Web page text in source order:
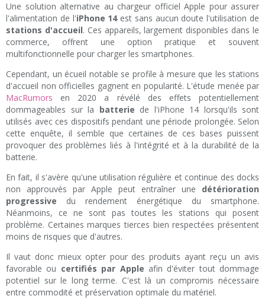
Une solution alternative au chargeur officiel Apple pour assurer
l'alimentation de l'iPhone 14est sans aucun doute l'utilisation de
stations d'accueil. Ces appareils, largement disponibles dans le
commerce, offrent une option pratique et souvent
multifonctionnelle pour charger les smartphones.
Cependant, un écueil notable se profile à mesure que les stations
d'accueil non officielles gagnent en popularité. L'étude menée par
MacRumors en 2020 a révélé des effets potentiellement
dommageables sur la batterie de l'iPhone 14 lorsqu'ils sont
utilisés avec ces dispositifs pendant une période prolongée. Selon
cette enquête, il semble que certaines de ces bases puissent
provoquer des problèmes liés à l'intégrité et à la durabilité de la
batterie.
En fait, il s'avère qu'une utilisation régulière et continue des docks
non approuvés par Apple peut entraîner une détérioration
progressive du rendement énergétique du smartphone.
Néanmoins, ce ne sont pas toutes les stations qui posent
problème. Certaines marques tierces bien respectées présentent
moins de risques que d'autres.
Il vaut donc mieux opter pour des produits ayant reçu un avis
favorable ou certifiés par Apple afin d'éviter tout dommage
potentiel sur le long terme. C'est là un compromis nécessaire
entre commodité et préservation optimale du matériel.